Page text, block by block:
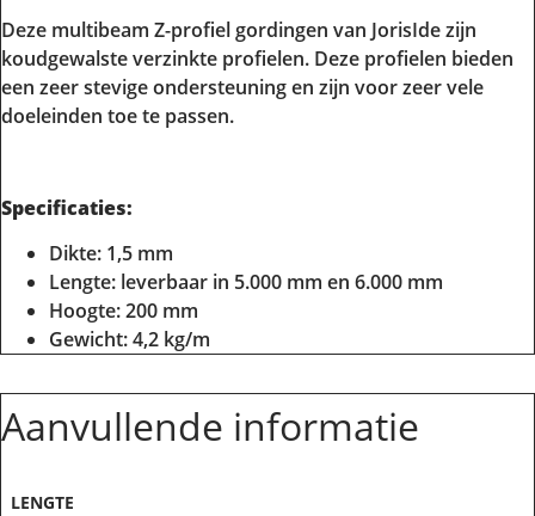
Deze multibeam Z-profiel gordingen van JorisIde zijn
koudgewalste verzinkte profielen. Deze profielen bieden
een zeer stevige ondersteuning en zijn voor zeer vele
doeleinden toe te passen.
Specificaties:
Dikte: 1,5 mm
Lengte: leverbaar in 5.000 mm en 6.000 mm
Hoogte: 200 mm
Gewicht: 4,2 kg/m
Aanvullende informatie
LENGTE